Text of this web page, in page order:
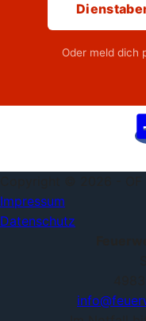
Oder meld dich
Impressum
Datenschutz